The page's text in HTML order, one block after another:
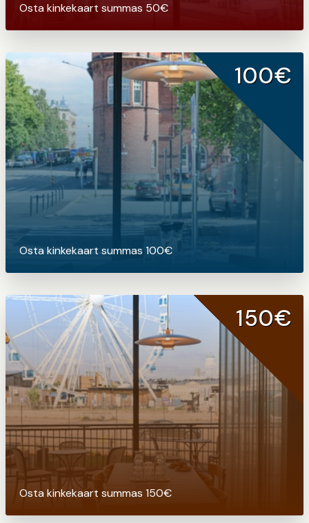
Osta kinkekaart summas 50€
100€
Osta kinkekaart summas 100€
150€
Osta kinkekaart summas 150€